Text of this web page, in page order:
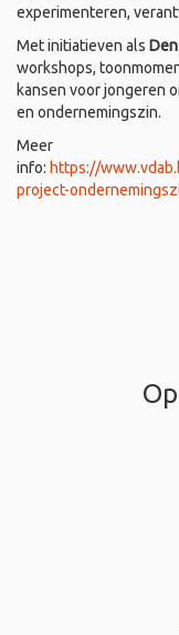
experimenteren,
Met initiatieven als
workshops,
kansen voor jongeren
en ondernemingszin.
Meer
info: https://
project-